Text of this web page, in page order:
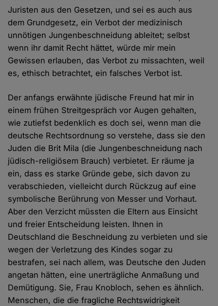
Juristen aus den Gesetzen, und sei es auch aus
dem Grundgesetz, ein Verbot der medizinisch
unnötigen Jungenbeschneidung ableitet; selbst
wenn ihr damit Recht hättet, würde mir mein
Gewissen erlauben, das Verbot zu missachten, weil
es, ethisch betrachtet, ein falsches Verbot ist.
Der anfangs erwähnte jüdische Freund hat mir in
einem frühen Streitgespräch vor Augen gehalten,
wie zutiefst bedenklich es doch sei, wenn man die
deutsche Rechtsordnung so verstehe, dass sie den
Juden die Brit Mila (die Jungenbeschneidung nach
jüdisch-religiösem Brauch) verbietet. Er räume ja
ein, dass es starke Gründe gebe, sich davon zu
verabschieden, vielleicht durch Rückzug auf eine
symbolische Berührung von Messer und Vorhaut.
Aber den Verzicht müssten die Eltern aus Einsicht
und freier Entscheidung leisten. Ihnen in
Deutschland die Beschneidung zu verbieten und sie
wegen der Verletzung des Kindes sogar zu
bestrafen, sei nach allem, was Deutsche den Juden
angetan hätten, eine unerträgliche Anmaßung und
Demütigung. Sie, Frau Knobloch, sehen es ähnlich.
Menschen, die die fragliche Rechtswidrigkeit